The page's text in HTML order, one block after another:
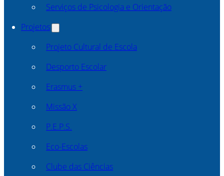
Serviços de Psicologia e Orientação
Projetos
Projeto Cultural de Escola
Desporto Escolar
Erasmus +
Missão X
P.E.P.S.
Eco-Escolas
Clube das Ciências